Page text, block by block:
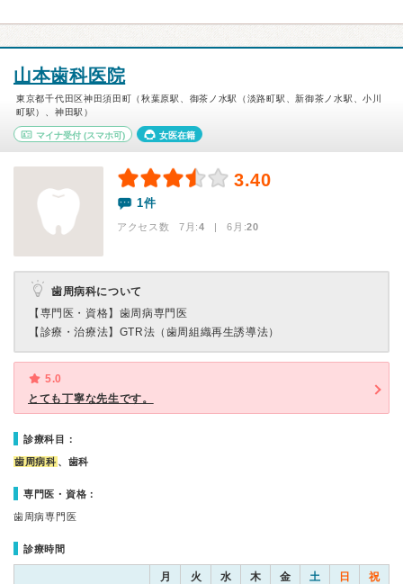
山本歯科医院
東京都千代田区神田須田町（秋葉原駅、御茶ノ水駅（淡路町駅、新御茶ノ水駅、小川
町駅）、神田駅）
マイナ受付 (スマホ可) 女医在籍
3.40
1件
アクセス数 7月:4 | 6月:20
歯周病科について
【専門医・資格】 歯周病専門医
【診療・治療法】 GTR法（歯周組織再生誘導法）
5.0
とても丁寧な先生です。
診療科目：
歯周病科 、歯科
専門医・資格：
歯周病専門医
診療時間
月 火 水 木 金 土 日 祝